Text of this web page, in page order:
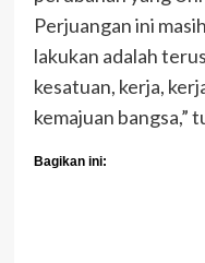
Perjuangan ini
lakukan adalah
kesatuan, kerja,
kemajuan bangsa,”
Bagikan ini: